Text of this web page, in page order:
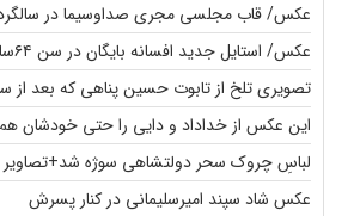
عکس/ قاب مجلسی مجری صداوسیما در
عکس/ استایل جدید افسانه بایگان در سن ۶۴سالگی
تصویری تلخ از تابوت حسین پناهی که بعد از
این عکس از خداداد و دایی را حتی خودشان هم
لباسِ چروک سحر دولتشاهی سوژه شد+تصاویر
عکس شاد سپند امیرسلیمانی در کنار پسرش